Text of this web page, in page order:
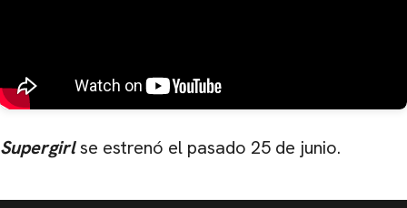
Supergirlse estrenó el pasado 25 de junio.